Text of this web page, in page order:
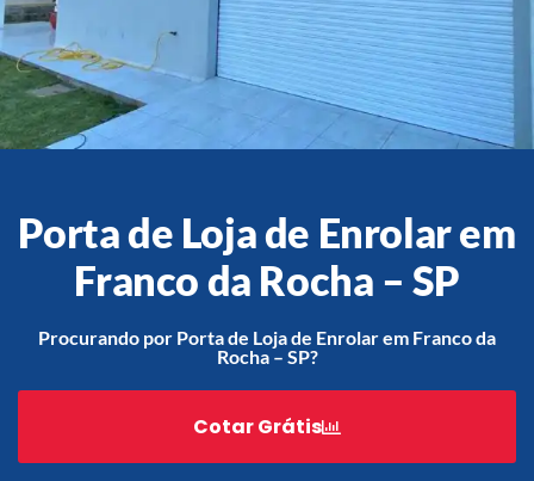
Contato
Acessórios
Enrolar em Teresópolis – RJ
Portão de Garagem de
Enrolar em São Pedro da
Aldeia – RJ
Porta de Loja de Enrolar em
Franco da Rocha – SP
Procurando por Porta de Loja de Enrolar em Franco da
Rocha – SP?
Cotar Grátis